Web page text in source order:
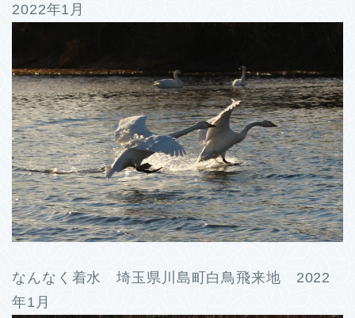
2022年1月
なんなく着水 埼玉県川島町白鳥飛来地 2022
年1月